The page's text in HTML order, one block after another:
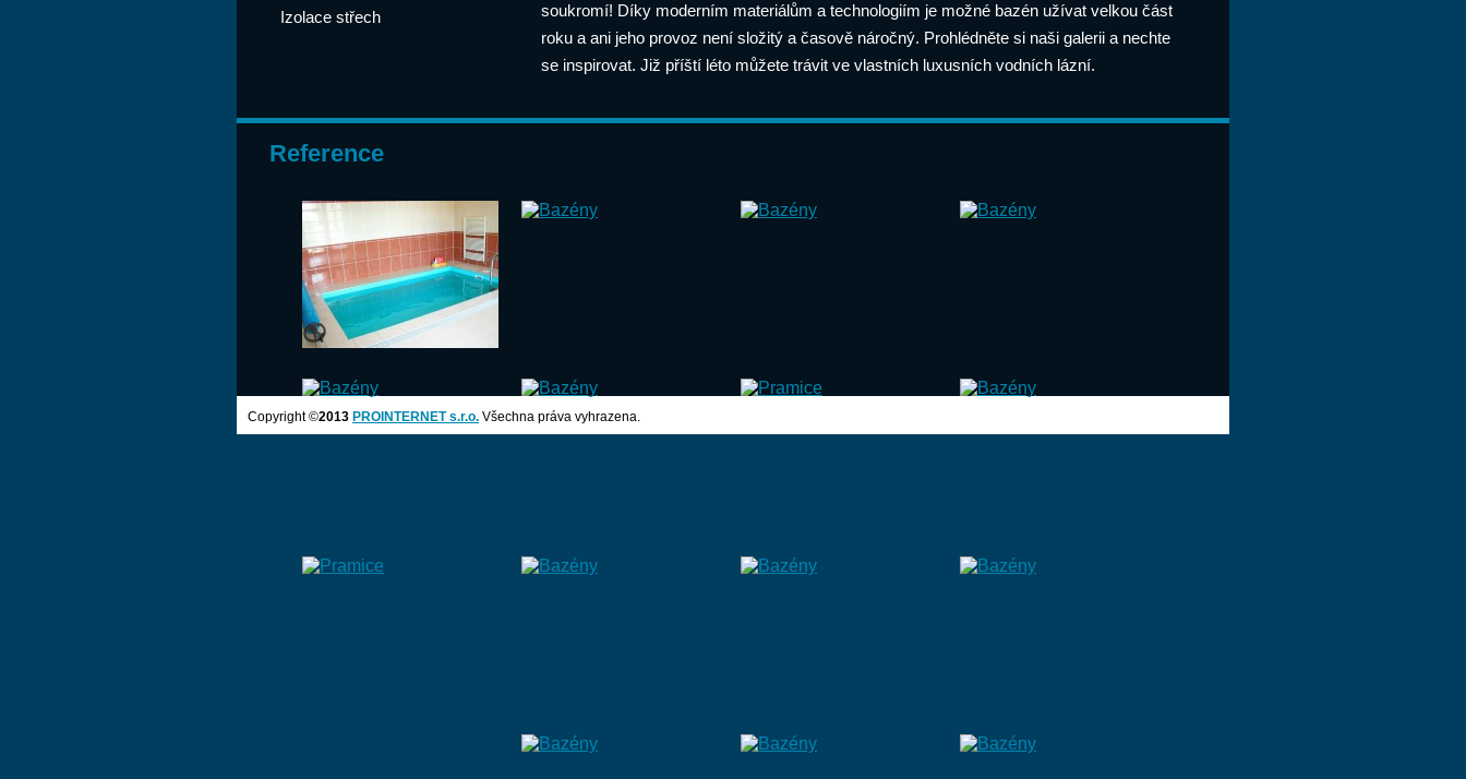
Izolace střech
soukromí! Díky moderním materiálům a technologiím je možné bazén užívat velkou část
roku a ani jeho provoz není složitý a časově náročný. Prohlédněte si naši galerii a nechte
se inspirovat. Již příští léto můžete trávit ve vlastních luxusních vodních lázní.
Reference
Copyright ©2013 PROINTERNET s.r.o. Všechna práva vyhrazena.